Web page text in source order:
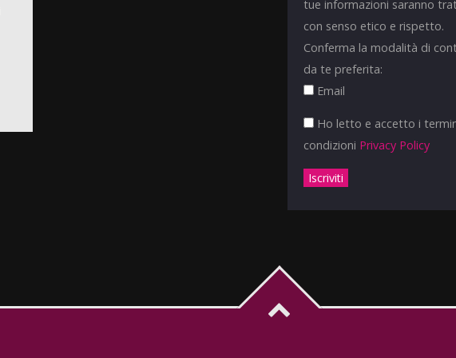
tue informazioni saranno
con senso etico e rispetto.
Conferma la modalità di
da te preferita:
Email
Ho letto e accetto i
condizioni Privacy Policy